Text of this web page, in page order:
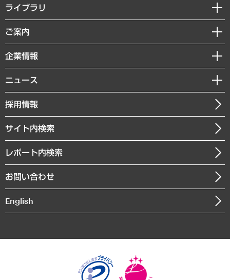
経営戦略
組織・人事戦略
デジタルイノベーション
共生・ダイバーシティ
GRC（ガバナンス・リスク・コンプライアンス）・防災（政策）
経済・産業・雇用・労働
まちづくり・観光・交通・スポーツ・スマートシティ
自然資源・農林水産業・食料システム
ライブラリ
経済調査
レポート
コラム
経営用語集
受託・受注実績（官公庁関連）
メディア掲載・出演
ご案内
セミナー・イベント情報
MUFGビジネスセミナー
受託案件情報
企業情報
私たちの想い
社長メッセージ
会社概要
沿革
組織図・本部部室紹介
インドネシア現地法人
個人情報保護方針
ニュース
ニュースリリース
お知らせ
採用情報
サイト内検索
レポート内検索
お問い合わせ
English